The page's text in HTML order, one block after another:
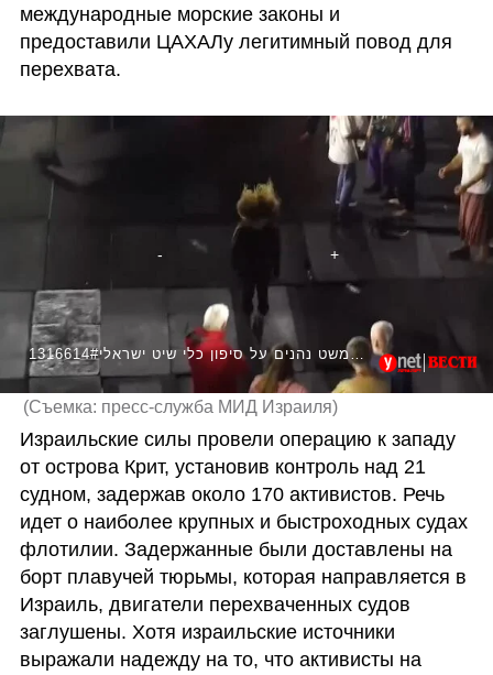
международные морские законы и
предоставили ЦАХАЛу легитимный повод для
перехвата.
1316614#פעילי המשט נהנים על סיפון כלי שיט ישראלי
(Съемка: пресс-служба МИД Израиля)
Израильские силы провели операцию к западу
от острова Крит, установив контроль над 21
судном, задержав около 170 активистов. Речь
идет о наиболее крупных и быстроходных судах
флотилии. Задержанные были доставлены на
борт плавучей тюрьмы, которая направляется в
Израиль, двигатели перехваченных судов
заглушены. Хотя израильские источники
выражали надежду на то, что активисты на